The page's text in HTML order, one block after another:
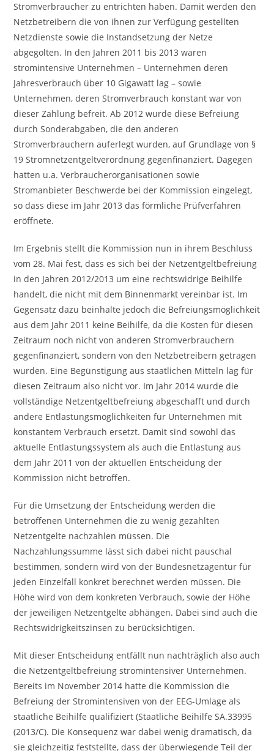
Stromverbraucher zu entrichten haben. Damit werden den
Netzbetreibern die von ihnen zur Verfügung gestellten
Netzdienste sowie die Instandsetzung der Netze
abgegolten. In den Jahren 2011 bis 2013 waren
stromintensive Unternehmen – Unternehmen deren
Jahresverbrauch über 10 Gigawatt lag – sowie
Unternehmen, deren Stromverbrauch konstant war von
dieser Zahlung befreit. Ab 2012 wurde diese Befreiung
durch Sonderabgaben, die den anderen
Stromverbrauchern auferlegt wurden, auf Grundlage von §
19 Stromnetzentgeltverordnung gegenfinanziert. Dagegen
hatten u.a. Verbraucherorganisationen sowie
Stromanbieter Beschwerde bei der Kommission eingelegt,
so dass diese im Jahr 2013 das förmliche Prüfverfahren
eröffnete.
Im Ergebnis stellt die Kommission nun in ihrem Beschluss
vom 28. Mai fest, dass es sich bei der Netzentgeltbefreiung
in den Jahren 2012/2013 um eine rechtswidrige Beihilfe
handelt, die nicht mit dem Binnenmarkt vereinbar ist. Im
Gegensatz dazu beinhalte jedoch die Befreiungsmöglichkeit
aus dem Jahr 2011 keine Beihilfe, da die Kosten für diesen
Zeitraum noch nicht von anderen Stromverbrauchern
gegenfinanziert, sondern von den Netzbetreibern getragen
wurden. Eine Begünstigung aus staatlichen Mitteln lag für
diesen Zeitraum also nicht vor. Im Jahr 2014 wurde die
vollständige Netzentgeltbefreiung abgeschafft und durch
andere Entlastungsmöglichkeiten für Unternehmen mit
konstantem Verbrauch ersetzt. Damit sind sowohl das
aktuelle Entlastungssystem als auch die Entlastung aus
dem Jahr 2011 von der aktuellen Entscheidung der
Kommission nicht betroffen.
Für die Umsetzung der Entscheidung werden die
betroffenen Unternehmen die zu wenig gezahlten
Netzentgelte nachzahlen müssen. Die
Nachzahlungssumme lässt sich dabei nicht pauschal
bestimmen, sondern wird von der Bundesnetzagentur für
jeden Einzelfall konkret berechnet werden müssen. Die
Höhe wird von dem konkreten Verbrauch, sowie der Höhe
der jeweiligen Netzentgelte abhängen. Dabei sind auch die
Rechtswidrigkeitszinsen zu berücksichtigen.
Mit dieser Entscheidung entfällt nun nachträglich also auch
die Netzentgeltbefreiung stromintensiver Unternehmen.
Bereits im November 2014 hatte die Kommission die
Befreiung der Stromintensiven von der EEG-Umlage als
staatliche Beihilfe qualifiziert (Staatliche Beihilfe SA.33995
(2013/C). Die Konsequenz war dabei wenig dramatisch, da
sie gleichzeitig feststellte, dass der überwiegende Teil der